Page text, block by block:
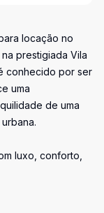
locação no
prestigiada Vila
conhecido por ser
uma
de uma
luxo, conforto,